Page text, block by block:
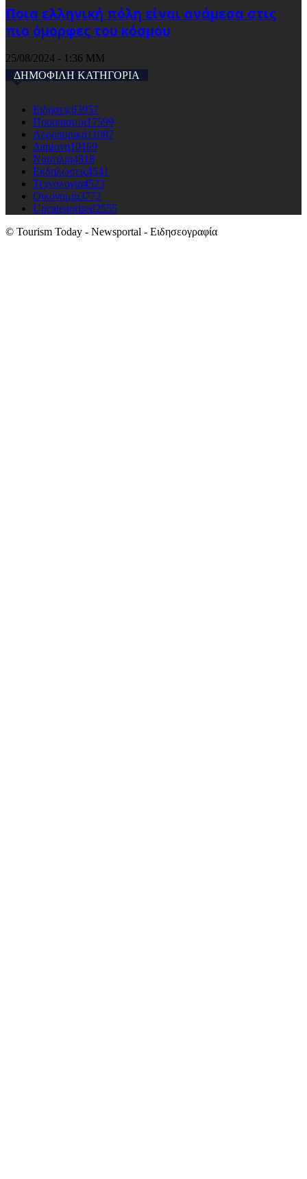
Ποια ελληνική πόλη είναι ανάμεσα στις
πιο όμορφες του κόσμου
25/08/2024 - 1:36 ΜΜ
ΔΗΜΟΦΙΛΗ ΚΑΤΗΓΟΡΙΑ
Ειδησεις63957
Προορισμοι17599
Αεροπορικά11087
Διαμονη10169
Ναυτιλια4818
Εκδηλώσεις4541
Τεχνολογια4523
Οικονομια3772
Uncategorised2555
© Tourism Today - Newsportal - Ειδησεογραφία